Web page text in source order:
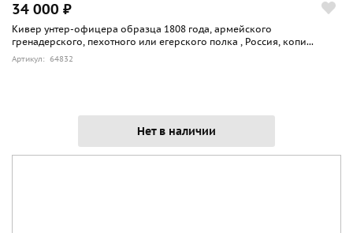
34 000 ₽
Кивер унтер-офицера образца 1808 года, армейского
гренадерского, пехотного или егерского полка , Россия, копи...
Артикул: 64832
Нет в наличии